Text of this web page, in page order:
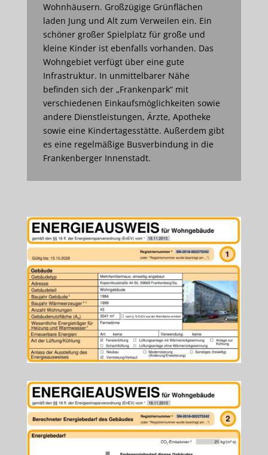
Wohnhäusern. Großzügige Grünflächen
laden Jung und Alt zum Verweilen ein. Ein
schöner großer Spielplatz für große und
kleine Kinder ist ebenfalls vorhanden. Das
Wohngebiet verfügt über eine gute
Infrastruktur. In unmittelbarer Nähe
befinden sich der „Frankenpark“ mit
verschiedenen Einkaufsmöglichkeiten sowie
andere Dienstleistungen, Ärzte, Apotheke
sowie eine Kindertagesstätte. Außerdem gibt
es eine regelmäßige Busverbindung in die
Frankenberger Innenstadt.